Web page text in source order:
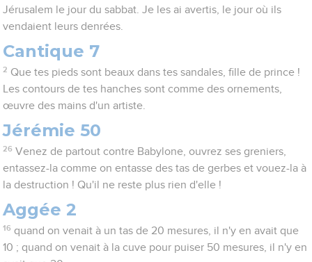
Jérusalem le jour du sabbat. Je les ai avertis, le jour où ils
vendaient leurs denrées.
Cantique 7
2 Que tes pieds sont beaux dans tes sandales, fille de prince !
Les contours de tes hanches sont comme des ornements,
œuvre des mains d'un artiste.
Jérémie 50
26 Venez de partout contre Babylone, ouvrez ses greniers,
entassez-la comme on entasse des tas de gerbes et vouez-la à
la destruction ! Qu'il ne reste plus rien d'elle !
Aggée 2
16 quand on venait à un tas de 20 mesures, il n'y en avait que
10 ; quand on venait à la cuve pour puiser 50 mesures, il n'y en